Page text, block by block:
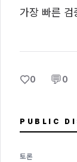
가장 빠른 검
♡0 💬0
PUBLIC
토론